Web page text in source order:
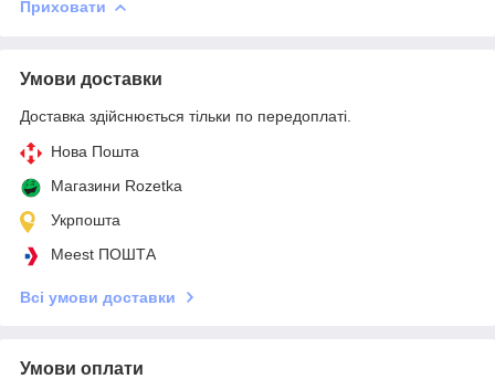
Приховати
Умови доставки
Доставка здійснюється тільки по передоплаті.
Нова Пошта
Магазини Rozetka
Укрпошта
Meest ПОШТА
Всі умови доставки
Умови оплати